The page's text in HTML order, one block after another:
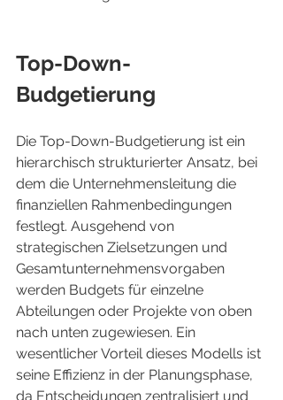
Top-Down-
Budgetierung
Die Top-Down-Budgetierung ist ein
hierarchisch strukturierter Ansatz, bei
dem die Unternehmensleitung die
finanziellen Rahmenbedingungen
festlegt. Ausgehend von
strategischen Zielsetzungen und
Gesamtunternehmensvorgaben
werden Budgets für einzelne
Abteilungen oder Projekte von oben
nach unten zugewiesen. Ein
wesentlicher Vorteil dieses Modells ist
seine Effizienz in der Planungsphase,
da Entscheidungen zentralisiert und